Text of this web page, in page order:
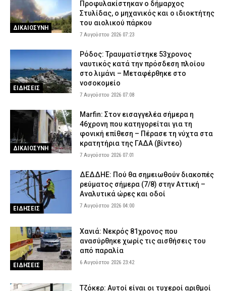
ΔΙΚΑΙΟΣΥΝΗ
Προφυλακίστηκαν ο δήμαρχος
Στυλίδας, ο μηχανικός και ο ιδιοκτήτης
του αιολικού πάρκου
7 Αυγούστου 2026 07:23
ΕΙΔΗΣΕΙΣ
Ρόδος: Τραυματίστηκε 53χρονος
ναυτικός κατά την πρόσδεση πλοίου
στο λιμάνι – Μεταφέρθηκε στο
νοσοκομείο
7 Αυγούστου 2026 07:08
ΔΙΚΑΙΟΣΥΝΗ
Marfin: Στον εισαγγελέα σήμερα η
46χρονη που κατηγορείται για τη
φονική επίθεση – Πέρασε τη νύχτα στα
κρατητήρια της ΓΑΔΑ (βίντεο)
7 Αυγούστου 2026 07:01
ΕΙΔΗΣΕΙΣ
ΔΕΔΔΗΕ: Πού θα σημειωθούν διακοπές
ρεύματος σήμερα (7/8) στην Αττική –
Αναλυτικά ώρες και οδοί
7 Αυγούστου 2026 04:00
ΕΙΔΗΣΕΙΣ
Χανιά: Νεκρός 81χρονος που
ανασύρθηκε χωρίς τις αισθήσεις του
από παραλία
6 Αυγούστου 2026 23:42
Τζόκερ: Αυτοί είναι οι τυχεροί αριθμοί